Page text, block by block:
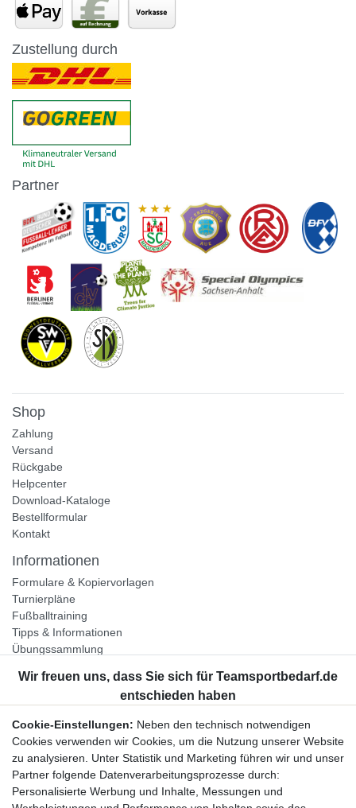
Zustellung durch
Partner
Shop
Zahlung
Versand
Rückgabe
Helpcenter
Download-Kataloge
Bestellformular
Kontakt
Informationen
Formulare & Kopiervorlagen
Turnierpläne
Fußballtraining
Tipps & Informationen
Übungssammlung
Unternehmen
Widerrufsrecht
Bestellung widerrufen
Datenschutzerklärung
Cookie-Einstellungen: Neben den technisch notwendigen
Cookies verwenden wir Cookies, um die Nutzung unserer Website
zu analysieren. Unter Statistik und Marketing führen wir und unser
Partner folgende Datenverarbeitungsprozesse durch:
Personalisierte Werbung und Inhalte, Messungen und